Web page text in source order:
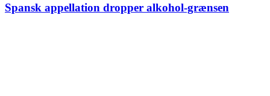
Spansk appellation dropper alkohol-grænsen